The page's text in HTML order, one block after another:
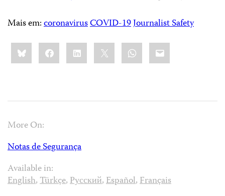
Mais em: ​​coronavirusCOVID-19Journalist Safety
Share
this:BlueskyFacebookLinkedIn WhatsApp
Email
More On:
Notas de Segurança
Available in:
English,Türkçe,Русский,Español,Français